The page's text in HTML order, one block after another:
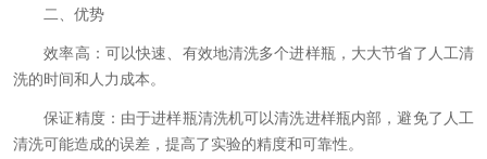
二、优势
效率高：可以快速、有效地清洗多个进样瓶，大大节省了人工清
洗的时间和人力成本。
保证精度：由于进样瓶清洗机可以清洗进样瓶内部，避免了人工
清洗可能造成的误差，提高了实验的精度和可靠性。